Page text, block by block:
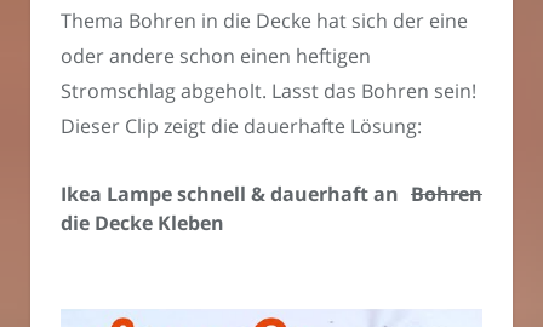
Thema Bohren in die Decke hat sich der eine
oder andere schon einen heftigen
Stromschlag abgeholt. Lasst das Bohren sein!
Dieser Clip zeigt die dauerhafte Lösung:
Ikea Lampe schnell & dauerhaft an
die Decke Kleben
Bohren